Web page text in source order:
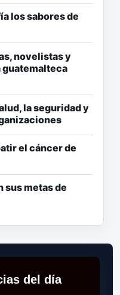
los sabores de
novelistas y
la seguridad y
el cáncer de
sus metas de
del día